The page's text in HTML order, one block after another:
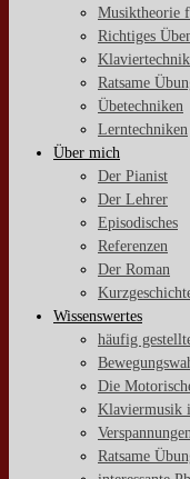
Musiktheorie
Richtiges
Klaviertechnik
Ratsame
Übetechniken
Lerntechniken
Über mich
Der Pianist
Der Lehrer
Episodisches
Referenzen
Der Roman
Wissenswertes
häufig
Die
Klaviermusik
Ratsame